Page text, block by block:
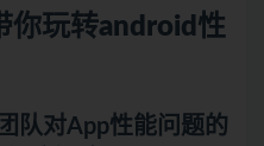
你玩转android 性
队对App性能问题的